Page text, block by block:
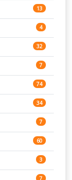
146
231
134
2
153
345
15
16
15
13
4
32
7
74
34
7
60
3
7